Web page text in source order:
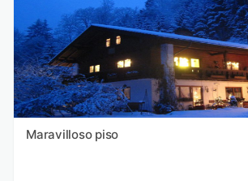
Maravilloso piso